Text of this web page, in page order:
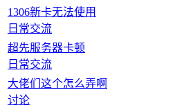
1306新卡无法使用
日常交流
超先服务器卡顿
日常交流
大佬们这个怎么弄啊
讨论